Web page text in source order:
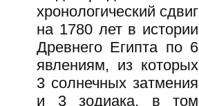
хронологический сдвиг
на 1780 лет в истории
Древнего Египта по 6
явлениям, из которых
3 солнечных затмения
и 3 зодиака, в том